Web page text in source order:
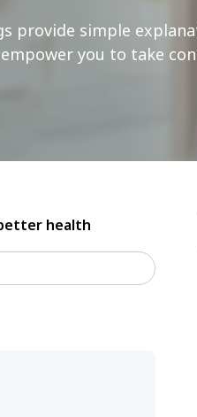
provide simple
you to take
health